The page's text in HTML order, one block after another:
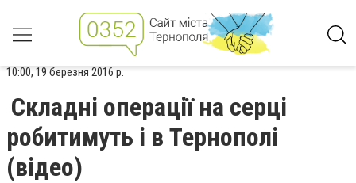
10:00, 19 березня 2016 р.
Складні операції на серці
робитимуть і в Тернополі
(відео)